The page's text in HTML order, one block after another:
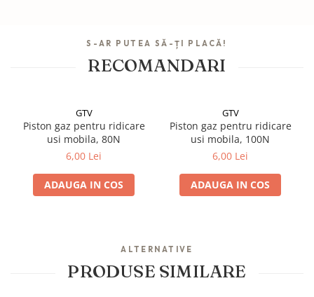
S-AR PUTEA SĂ-ȚI PLACĂ!
RECOMANDARI
GTV
Piston gaz pentru ridicare
usi mobila, 80N
6,00 Lei
ADAUGA IN COS
GTV
Piston gaz pentru ridicare
usi mobila, 100N
6,00 Lei
ADAUGA IN COS
ALTERNATIVE
PRODUSE SIMILARE